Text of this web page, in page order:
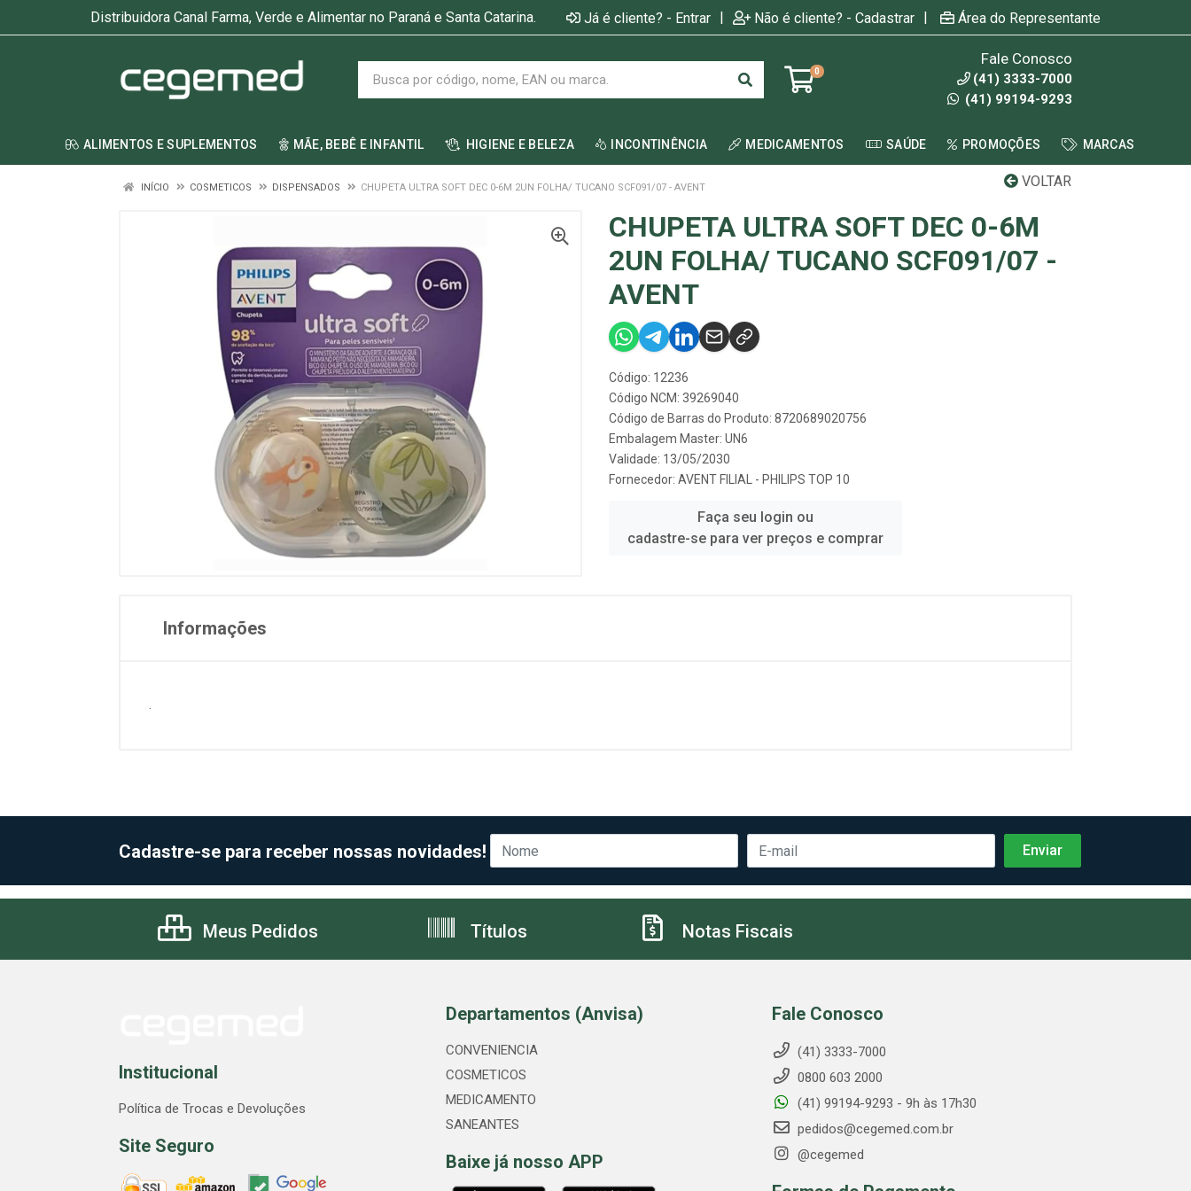
Distribuidora Canal Farma, Verde e Alimentar no Paraná e Santa Catarina. Já é cliente? - Entrar | Não é cliente? - Cadastrar | Área do Representante
0
Fale Conosco
(41) 3333-7000
(41) 99194-9293
ALIMENTOS E SUPLEMENTOS MÃE, BEBÊ E INFANTIL HIGIENE E BELEZA INCONTINÊNCIA MEDICAMENTOS SAÚDE PROMOÇÕES MARCAS
VOLTAR
INÍCIO COSMETICOS DISPENSADOS CHUPETA ULTRA SOFT DEC 0-6M 2UN FOLHA/ TUCANO SCF091/07 - AVENT
CHUPETA ULTRA SOFT DEC 0-6M
2UN FOLHA/ TUCANO SCF091/07 -
AVENT
Código: 12236
Código NCM: 39269040
Código de Barras do Produto: 8720689020756
Embalagem Master: UN6
Validade: 13/05/2030
Fornecedor: AVENT FILIAL - PHILIPS TOP 10
Faça seu login ou
cadastre-se para ver preços e comprar
Informações
.
Cadastre-se para receber nossas novidades!
Meus Pedidos Títulos Notas Fiscais
Institucional
Política de Trocas e Devoluções
Site Seguro
Departamentos (Anvisa)
CONVENIENCIA
COSMETICOS
MEDICAMENTO
SANEANTES
Baixe já nosso APP
Fale Conosco
(41) 3333-7000
0800 603 2000
(41) 99194-9293 - 9h às 17h30
pedidos@cegemed.com.br
@cegemed